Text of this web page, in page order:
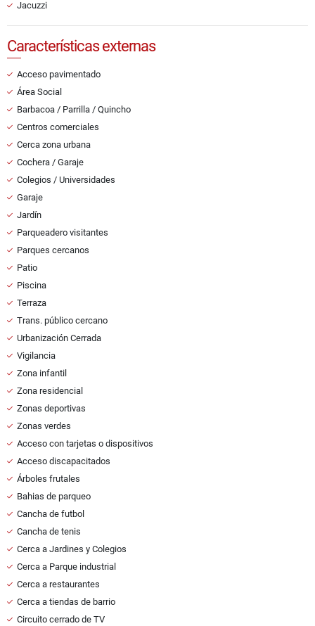
Jacuzzi
Características externas
Acceso pavimentado
Área Social
Barbacoa / Parrilla / Quincho
Centros comerciales
Cerca zona urbana
Cochera / Garaje
Colegios / Universidades
Garaje
Jardín
Parqueadero visitantes
Parques cercanos
Patio
Piscina
Terraza
Trans. público cercano
Urbanización Cerrada
Vigilancia
Zona infantil
Zona residencial
Zonas deportivas
Zonas verdes
Acceso con tarjetas o dispositivos
Acceso discapacitados
Árboles frutales
Bahias de parqueo
Cancha de futbol
Cancha de tenis
Cerca a Jardines y Colegios
Cerca a Parque industrial
Cerca a restaurantes
Cerca a tiendas de barrio
Circuito cerrado de TV